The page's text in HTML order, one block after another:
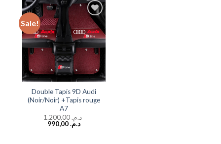
Sale!
Add to
wishlist
Double Tapis 9D Audi
(Noir/Noir) +Tapis rouge
A7
د.م.1.200,00
د.م.990,00